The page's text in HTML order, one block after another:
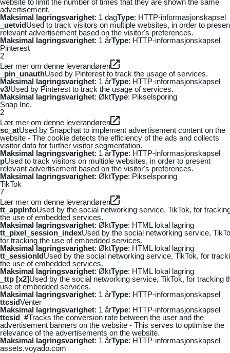
advertisement.
Maksimal lagringsvarighet: 1 dagType: HTTP-informasjonskapsel
_uetvidUsed to track visitors on multiple websites, in order to
relevant advertisement based on the visitor's preferences.
Maksimal lagringsvarighet: 1 årType: HTTP-informasjonskapsel
Pinterest
2
Lær mer om denne leverandøren
_pin_unauthUsed by Pinterest to track the usage of services.
Maksimal lagringsvarighet: 1 årType: HTTP-informasjonskapsel
v3/Used by Pinterest to track the usage of services.
Maksimal lagringsvarighet: ØktType: Pikselsporing
Snap Inc.
2
Lær mer om denne leverandøren
sc_atUsed by Snapchat to implement advertisement content on the
website - The cookie detects the efficiency of the ads and collects
visitor data for further visitor segmentation.
Maksimal lagringsvarighet: 1 årType: HTTP-informasjonskapsel
pUsed to track visitors on multiple websites, in order to present
relevant advertisement based on the visitor's preferences.
Maksimal lagringsvarighet: ØktType: Pikselsporing
TikTok
7
Lær mer om denne leverandøren
tt_appInfoUsed by the social networking service, TikTok, for
the use of embedded services.
Maksimal lagringsvarighet: ØktType: HTML lokal lagring
tt_pixel_session_indexUsed by the social networking service,
for tracking the use of embedded services.
Maksimal lagringsvarighet: ØktType: HTML lokal lagring
tt_sessionIdUsed by the social networking service, TikTok, for
the use of embedded services.
Maksimal lagringsvarighet: ØktType: HTML lokal lagring
_ttp [x2]Used by the social networking service, TikTok, for tracking
use of embedded services.
Maksimal lagringsvarighet: 1 årType: HTTP-informasjonskapsel
ttcsidVenter
Maksimal lagringsvarighet: 1 årType: HTTP-informasjonskapsel
ttcsid_#Tracks the conversion rate between the user and the
advertisement banners on the website - This serves to optimise the
relevance of the advertisements on the website.
Maksimal lagringsvarighet: 1 årType: HTTP-informasjonskapsel
assets.voyado.com